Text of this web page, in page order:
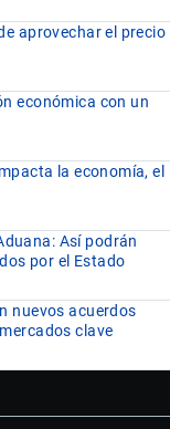
aprovechar el precio
económica con un
la economía, el
Así podrán
por el Estado
nuevos acuerdos
clave